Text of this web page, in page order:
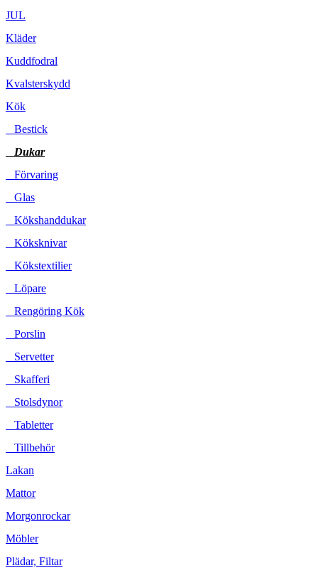
JUL
Kläder
Kuddfodral
Kvalsterskydd
Kök
Bestick
Dukar
Förvaring
Glas
Kökshanddukar
Köksknivar
Kökstextilier
Löpare
Rengöring Kök
Porslin
Servetter
Skafferi
Stolsdynor
Tabletter
Tillbehör
Lakan
Mattor
Morgonrockar
Möbler
Plädar, Filtar